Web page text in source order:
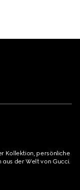
Kollektion, persönliche
der Welt von Gucci.